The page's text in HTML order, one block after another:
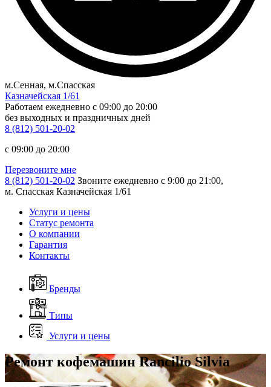
м.Сенная, м.Спасская
Казначейская 1/61
Работаем ежедневно c 09:00 до 20:00
без выходных и праздничных дней
8 (812) 501-20-02
c 09:00 до 20:00
Перезвоните мне
8 (812) 501-20-02 Звоните ежедневно с 9:00 до 21:00,
м. Спасская Казначейская 1/61
Услуги и цены
Статус ремонта
О компании
Гарантия
Контакты
Бренды
Типы
Услуги и цены
Ремонт кофемашин Rancilio Silvia